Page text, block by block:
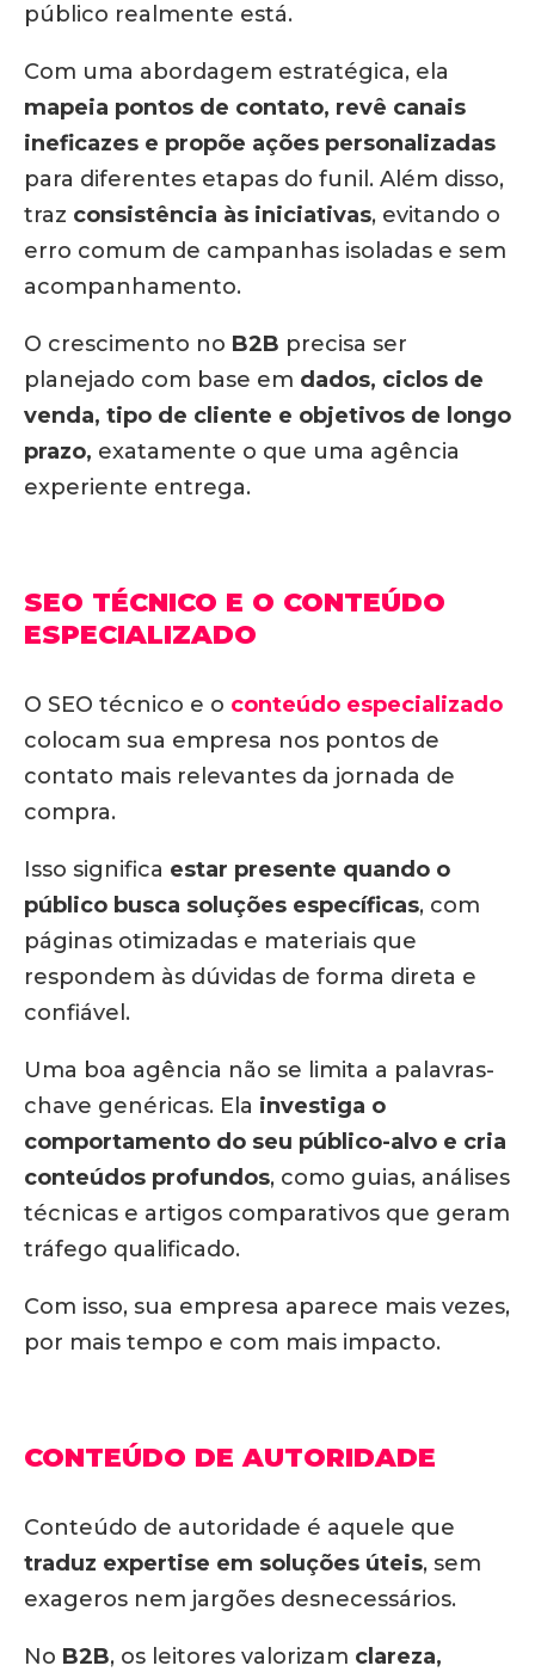
público realmente está.
Com uma abordagem estratégica, ela
mapeia pontos de contato, revê canais
ineficazes e propõe ações personalizadas
para diferentes etapas do funil. Além disso,
traz consistência às iniciativas, evitando o
erro comum de campanhas isoladas e sem
acompanhamento.
O crescimento no B2B precisa ser
planejado com base em dados, ciclos de
venda, tipo de cliente e objetivos de longo
prazo, exatamente o que uma agência
experiente entrega.
SEO TÉCNICO E O CONTEÚDO
ESPECIALIZADO
O SEO técnico e o conteúdo especializado
colocam sua empresa nos pontos de
contato mais relevantes da jornada de
compra.
Isso significa estar presente quando o
público busca soluções específicas, com
páginas otimizadas e materiais que
respondem às dúvidas de forma direta e
confiável.
Uma boa agência não se limita a palavras-
chave genéricas. Ela investiga o
comportamento do seu público-alvo e cria
conteúdos profundos, como guias, análises
técnicas e artigos comparativos que geram
tráfego qualificado.
Com isso, sua empresa aparece mais vezes,
por mais tempo e com mais impacto.
CONTEÚDO DE AUTORIDADE
Conteúdo de autoridade é aquele que
traduz expertise em soluções úteis, sem
exageros nem jargões desnecessários.
No B2B, os leitores valorizam clareza,